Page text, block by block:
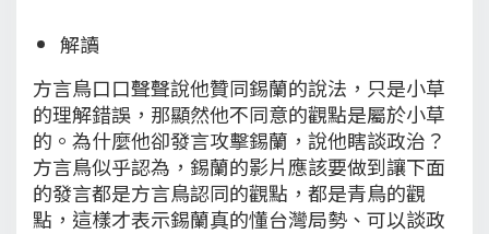
解讀
方言鳥口口聲聲說他贊同錫蘭的說法，只是小草
的理解錯誤，那顯然他不同意的觀點是屬於小草
的。為什麼他卻發言攻擊錫蘭，說他瞎談政治？
方言鳥似乎認為，錫蘭的影片應該要做到讓下面
的發言都是方言鳥認同的觀點，都是青鳥的觀
點，這樣才表示錫蘭真的懂台灣局勢、可以談政